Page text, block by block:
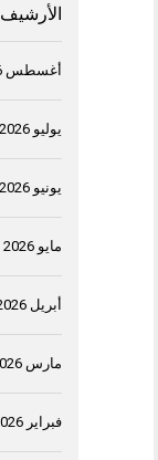
الأرشيف
أغسطس 2026
يوليو 2026
يونيو 2026
مايو 2026
أبريل 2026
مارس 2026
فبراير 2026